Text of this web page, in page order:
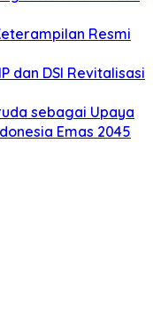
Resmi
dan DSI Revitalisasi
sebagai Upaya
Emas 2045